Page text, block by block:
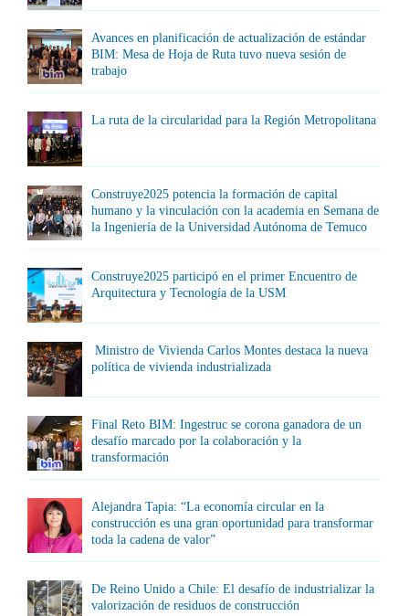
Avances en planificación de actualización de estándar
BIM: Mesa de Hoja de Ruta tuvo nueva sesión de
trabajo
La ruta de la circularidad para la Región Metropolitana
Construye2025 potencia la formación de capital
humano y la vinculación con la academia en Semana de
la Ingeniería de la Universidad Autónoma de Temuco
Construye2025 participó en el primer Encuentro de
Arquitectura y Tecnología de la USM
Ministro de Vivienda Carlos Montes destaca la nueva
política de vivienda industrializada
Final Reto BIM: Ingestruc se corona ganadora de un
desafío marcado por la colaboración y la
transformación
Alejandra Tapia: “La economía circular en la
construcción es una gran oportunidad para transformar
toda la cadena de valor”
De Reino Unido a Chile: El desafío de industrializar la
valorización de residuos de construcción